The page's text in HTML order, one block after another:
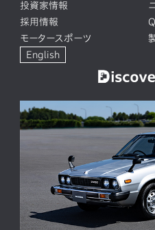
投資家情報
採用情報
モータースポーツ
English